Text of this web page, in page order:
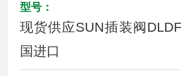
型号：
现货供应SUN插装阀
国进口